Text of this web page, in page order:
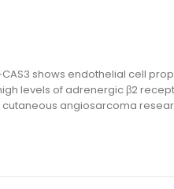
shows endothelial cell
levels of adrenergic β2
angiosarcoma